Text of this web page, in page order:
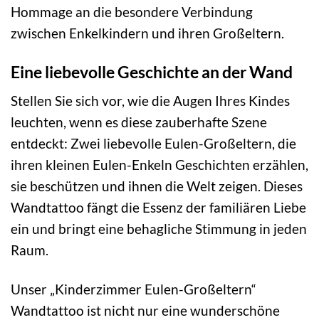
Hommage an die besondere Verbindung
zwischen Enkelkindern und ihren Großeltern.
Eine liebevolle Geschichte an der Wand
Stellen Sie sich vor, wie die Augen Ihres Kindes
leuchten, wenn es diese zauberhafte Szene
entdeckt: Zwei liebevolle Eulen-Großeltern, die
ihren kleinen Eulen-Enkeln Geschichten erzählen,
sie beschützen und ihnen die Welt zeigen. Dieses
Wandtattoo fängt die Essenz der familiären Liebe
ein und bringt eine behagliche Stimmung in jeden
Raum.
Unser „Kinderzimmer Eulen-Großeltern“
Wandtattoo ist nicht nur eine wunderschöne